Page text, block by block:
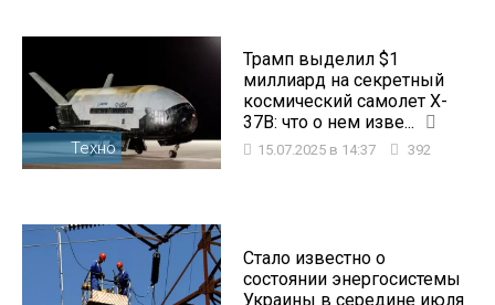
Техно
Трамп выделил $1
миллиард на секретный
космический самолет X-
37B: что о нем изве...
15.07.2025 в 14:37 392
Стало известно о
состоянии энергосистемы
Украины в середине июля